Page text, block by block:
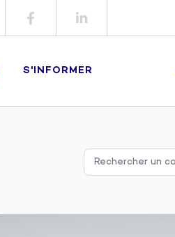
S'INFORMER